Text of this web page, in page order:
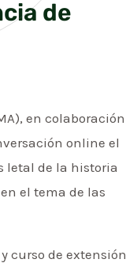
de
en colaboración
online el
letal de la historia
el tema de las
curso de extensión